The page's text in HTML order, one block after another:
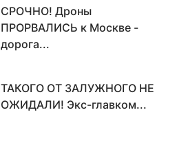
СРОЧНО! Дроны
ПРОРВАЛИСЬ к Москве -
дорога...
ТАКОГО ОТ ЗАЛУЖНОГО НЕ
ОЖИДАЛИ! Экс-главком...